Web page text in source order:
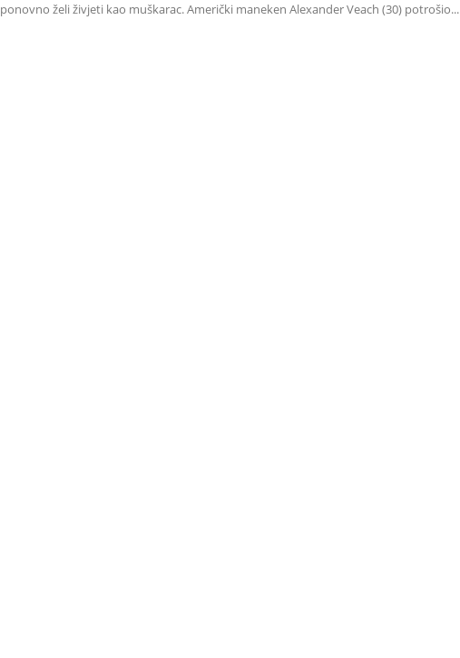
ponovno želi živjeti kao muškarac. Američki maneken Alexander Veach (30) potrošio...